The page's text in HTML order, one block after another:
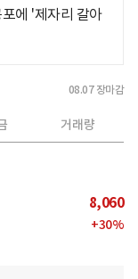
에 '제자리 갈아
08.07 장마감
거래량
8,060
+30%